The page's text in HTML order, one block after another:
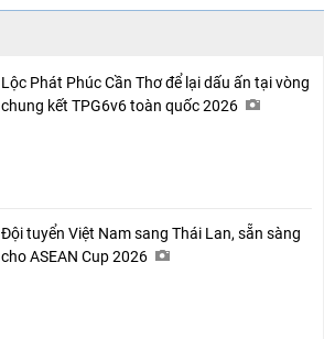
Lộc Phát Phúc Cần Thơ để lại dấu ấn tại vòng
chung kết TPG6v6 toàn quốc 2026
Đội tuyển Việt Nam sang Thái Lan, sẵn sàng
cho ASEAN Cup 2026